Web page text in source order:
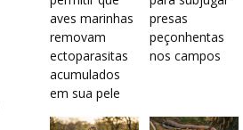
aves marinhas
removam
ectoparasitas
acumulados
em sua pele
presas
peçonhentas
nos campos